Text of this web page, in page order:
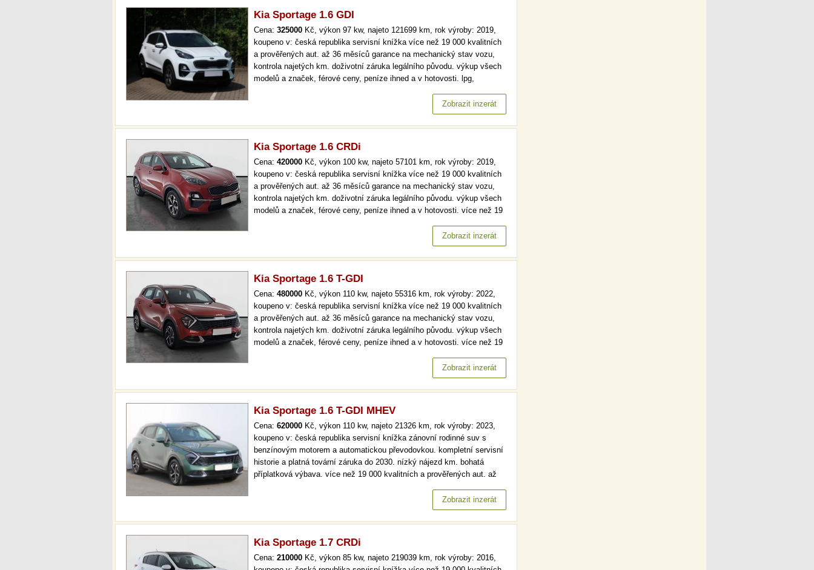
Kia Sportage 1.6 GDI
Cena: 325000 Kč, výkon 97 kw, najeto 121699 km, rok výroby: 2019,
koupeno v: česká republika servisní knížka více než 19 000 kvalitních
a prověřených aut. až 36 měsíců garance na mechanický stav vozu,
kontrola najetých km. doživotní záruka legálního původu. výkup všech
modelů a značek, férové ceny, peníze ihned a v hotovosti. lpg,
až 36 měsíců garance na mechanický stav vozu, kontrola…Zobrazit inzerát
Kia Sportage 1.6 CRDi
Cena: 420000 Kč, výkon 100 kw, najeto 57101 km, rok výroby: 2019,
koupeno v: česká republika servisní knížka více než 19 000 kvalitních
a prověřených aut. až 36 měsíců garance na mechanický stav vozu,
kontrola najetých km. doživotní záruka legálního původu. výkup všech
modelů a značek, férové ceny, peníze ihned a v hotovosti. více než 19
mechanický stav vozu, kontrola najetých km. doživotní záruka…
Zobrazit inzerát
Kia Sportage 1.6 T-GDI
Cena: 480000 Kč, výkon 110 kw, najeto 55316 km, rok výroby: 2022,
koupeno v: česká republika servisní knížka více než 19 000 kvalitních
a prověřených aut. až 36 měsíců garance na mechanický stav vozu,
kontrola najetých km. doživotní záruka legálního původu. výkup všech
modelů a značek, férové ceny, peníze ihned a v hotovosti. více než 19
mechanický stav vozu, kontrola najetých km. doživotní záruka…
Zobrazit inzerát
Kia Sportage 1.6 T-GDI MHEV
Cena: 620000 Kč, výkon 110 kw, najeto 21326 km, rok výroby: 2023,
koupeno v: česká republika servisní knížka zánovní rodinné suv s
benzínovým motorem a automatickou převodovkou. kompletní servisní
historie a platná tovární záruka do 2030. nízký nájezd km. bohatá
příplatková výbava. více než 19 000 kvalitních a prověřených aut. až
doživotní záruka legálního původu. výkup všech modelů a značek,…
Zobrazit inzerát
Kia Sportage 1.7 CRDi
Cena: 210000 Kč, výkon 85 kw, najeto 219039 km, rok výroby: 2016,